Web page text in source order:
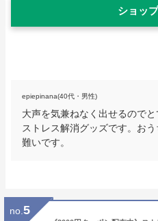
ショッ
epiepinana(40代・男性)
大声を気兼ねなく出せるので
ストレス解消グッズです。お
難いです。
no. 5